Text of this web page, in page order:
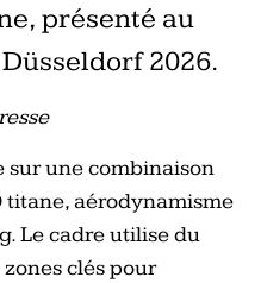
présenté au
2026.
sur une combinaison
titane, aérodynamisme
Le cadre utilise du
clés pour